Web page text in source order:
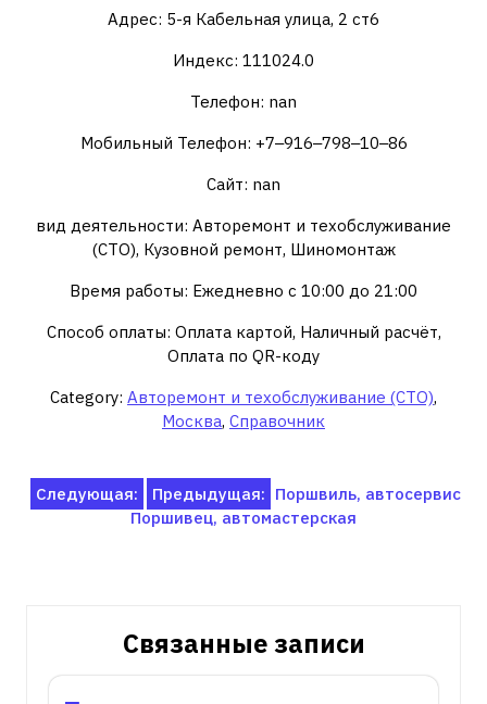
Адрес: 5-я Кабельная улица, 2 ст6
Индекс: 111024.0
Телефон: nan
Мобильный Телефон: +7‒916‒798‒10‒86
Сайт: nan
вид деятельности: Авторемонт и техобслуживание
(СТО), Кузовной ремонт, Шиномонтаж
Время работы: Ежедневно с 10:00 до 21:00
Способ оплаты: Оплата картой, Наличный расчёт,
Оплата по QR-коду
Category: Авторемонт и техобслуживание (СТО),
Москва, Справочник
НавигацияПредыдущая: Поршвиль, автосервис
Следующая:
Поршивец, автомастерская
Связанные записи